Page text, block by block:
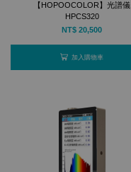
【HOPOOCOLOR】光譜儀
HPCS320
NT$ 20,500
加入購物車